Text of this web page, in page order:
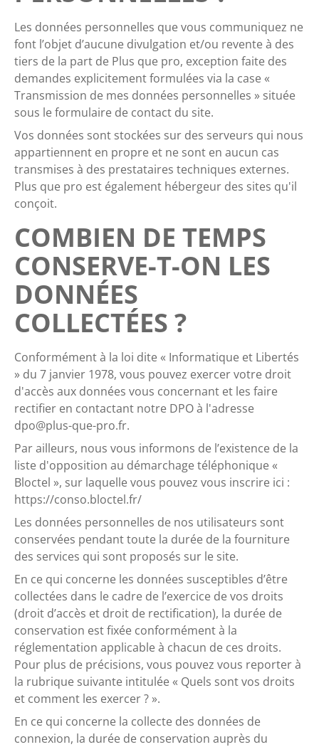
Les données personnelles que vous communiquez ne
font l’objet d’aucune divulgation et/ou revente à des
tiers de la part de Plus que pro, exception faite des
demandes explicitement formulées via la case «
Transmission de mes données personnelles » située
sous le formulaire de contact du site.
Vos données sont stockées sur des serveurs qui nous
appartiennent en propre et ne sont en aucun cas
transmises à des prestataires techniques externes.
Plus que pro est également hébergeur des sites qu'il
conçoit.
COMBIEN DE TEMPS
CONSERVE-T-ON LES
DONNÉES
COLLECTÉES ?
Conformément à la loi dite « Informatique et Libertés
» du 7 janvier 1978, vous pouvez exercer votre droit
d'accès aux données vous concernant et les faire
rectifier en contactant notre DPO à l'adresse
dpo@plus-que-pro.fr.
Par ailleurs, nous vous informons de l’existence de la
liste d'opposition au démarchage téléphonique «
Bloctel », sur laquelle vous pouvez vous inscrire ici :
https://conso.bloctel.fr/
Les données personnelles de nos utilisateurs sont
conservées pendant toute la durée de la fourniture
des services qui sont proposés sur le site.
En ce qui concerne les données susceptibles d’être
collectées dans le cadre de l’exercice de vos droits
(droit d’accès et droit de rectification), la durée de
conservation est fixée conformément à la
réglementation applicable à chacun de ces droits.
Pour plus de précisions, vous pouvez vous reporter à
la rubrique suivante intitulée « Quels sont vos droits
et comment les exercer ? ».
En ce qui concerne la collecte des données de
connexion, la durée de conservation auprès du